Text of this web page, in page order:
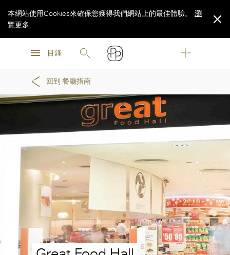
瀏
目錄
本網站使用Cookies來確保您獲得我們網站上的最佳體驗。
瀏
覽更多
回到 餐廳指南